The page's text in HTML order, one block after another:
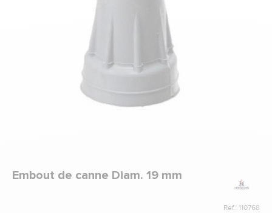
Embout de canne Diam. 19 mm
Ref.: 110768